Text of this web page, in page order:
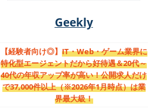
Geekly
【経験者向け◎】 IT・Web・ゲーム業界に
特化型エージェントだから好待遇＆20代～
40代の年収アップ率が高い！公開求人だけ
で37,000件以上（※2026年1月時点）は業
界最大級！